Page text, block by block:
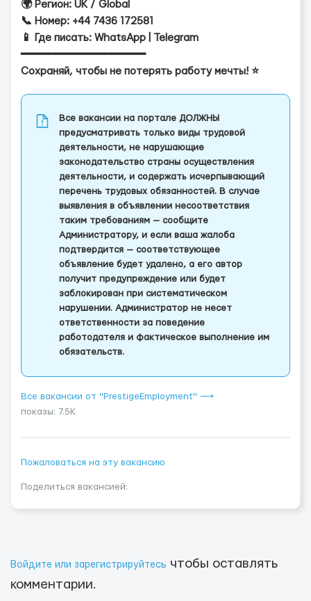
🌍 Регион: UK / Global
📞 Номер: +44 7436 172581
📱 Где писать: WhatsApp | Telegram
━━━━━━━━━━━━━━━━━━
Сохраняй, чтобы не потерять работу мечты! ⭐️
Все вакансии на портале ДОЛЖНЫ
предусматривать только виды трудовой
деятельности, не нарушающие
законодательство страны осуществления
деятельности, и содержать исчерпывающий
перечень трудовых обязанностей. В случае
выявления в объявлении несоответствия
таким требованиям — сообщите
Администратору, и если ваша жалоба
подтвердится — соответствующее
объявление будет удалено, а его автор
получит предупреждение или будет
заблокирован при систематическом
нарушении. Администратор не несет
ответственности за поведение
работодателя и фактическое выполнение им
обязательств.
Все вакансии от "PrestigeEmployment" ⟶
показы: 7.5K
Пожаловаться на эту вакансию
Поделиться вакансией:
Войдите или зарегистрируйтесь чтобы оставлять
комментарии.